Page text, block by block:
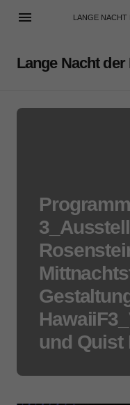
LANGE NACHT
Lange Nacht
und Quist